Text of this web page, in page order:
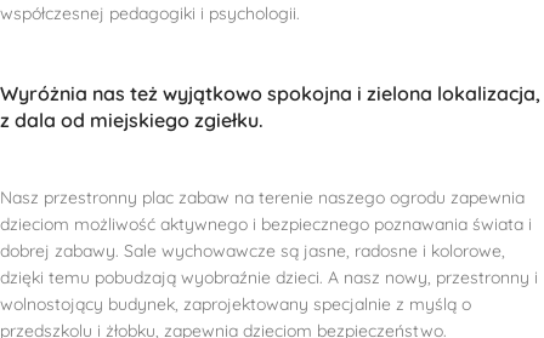
współczesnej pedagogiki i psychologii.
Wyróżnia nas też wyjątkowo spokojna i zielona lokalizacja,
z dala od miejskiego zgiełku.
Nasz przestronny plac zabaw na terenie naszego ogrodu zapewnia
dzieciom możliwość aktywnego i bezpiecznego poznawania świata i
dobrej zabawy. Sale wychowawcze są jasne, radosne i kolorowe,
dzięki temu pobudzają wyobraźnie dzieci. A nasz nowy, przestronny i
wolnostojący budynek, zaprojektowany specjalnie z myślą o
przedszkolu i żłobku, zapewnia dzieciom bezpieczeństwo.